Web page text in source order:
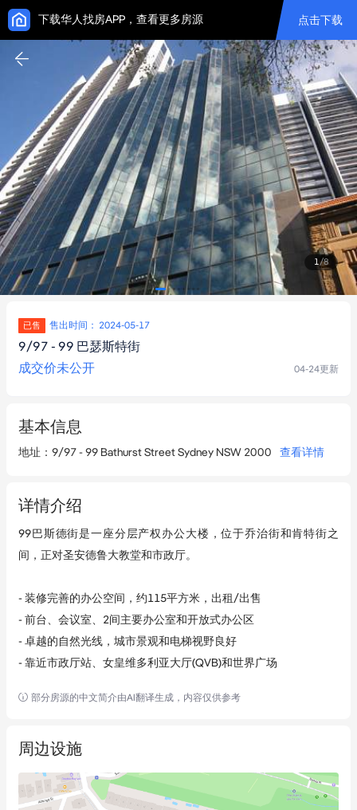
下载华人找房APP，查看更多房源 点击下载
1/8
已售 售出时间： 2024-05-17
9/97 - 99 巴瑟斯特街
成交价未公开
04-24更新
基本信息
地址 ： 9/97 - 99 Bathurst Street Sydney NSW 2000 查看详情
详情介绍
99巴斯德街是一座分层产权办公大楼，位于乔治街和肯特街之
间，正对圣安德鲁大教堂和市政厅。
- 装修完善的办公空间，约115平方米，出租/出售
- 前台、会议室、2间主要办公室和开放式办公区
- 卓越的自然光线，城市景观和电梯视野良好
- 靠近市政厅站、女皇维多利亚大厅(QVB)和世界广场
部分房源的中文简介由AI翻译生成，内容仅供参考
周边设施